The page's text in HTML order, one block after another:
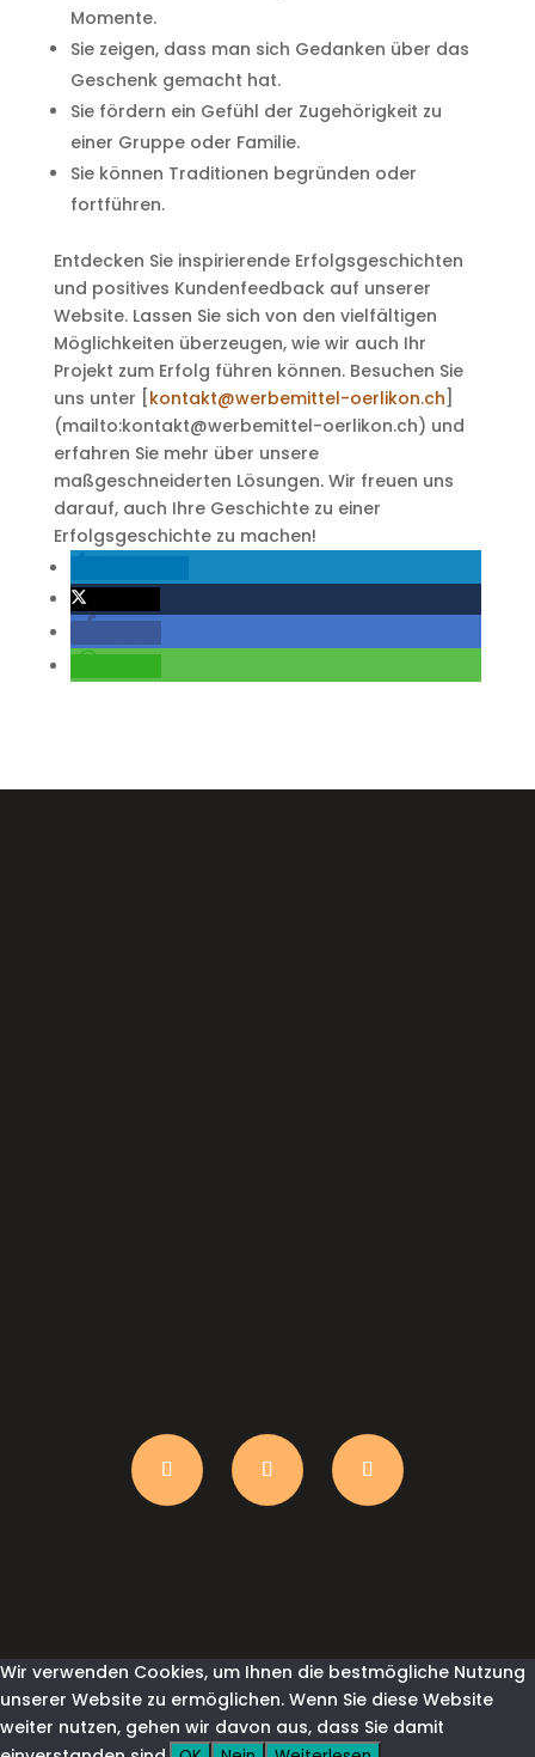
Momente.
Sie zeigen, dass man sich Gedanken über das
Geschenk gemacht hat.
Sie fördern ein Gefühl der Zugehörigkeit zu
einer Gruppe oder Familie.
Sie können Traditionen begründen oder
fortführen.
Entdecken Sie inspirierende Erfolgsgeschichten
und positives Kundenfeedback auf unserer
Website. Lassen Sie sich von den vielfältigen
Möglichkeiten überzeugen, wie wir auch Ihr
Projekt zum Erfolg führen können. Besuchen Sie
uns unter [ kontakt@werbemittel-oerlikon.ch
(mailto:kontakt@werbemittel-oerlikon.ch) und
erfahren Sie mehr über unsere
maßgeschneiderten Lösungen. Wir freuen uns
darauf, auch Ihre Geschichte zu einer
Erfolgsgeschichte zu machen!
Wir verwenden Cookies, um Ihnen die bestmögliche Nutzung
unserer Website zu ermöglichen. Wenn Sie diese Website
weiter nutzen, gehen wir davon aus, dass Sie damit